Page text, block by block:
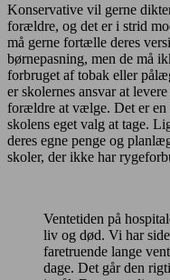
Konservative vil gerne
forældre, og det er i strid
må gerne fortælle deres
børnepasning, men de må
forbruget af tobak eller
er skolernes ansvar at
forældre at vælge. Det er en
skolens eget valg at tage.
deres egne penge og
skoler, der ikke har
Ventetiden på
liv og død. Vi har
faretruende lange
dage. Det går den